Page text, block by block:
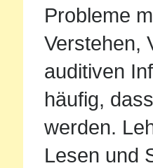
Probleme
Verstehen,
auditiven
häufig,
werden.
Lesen und